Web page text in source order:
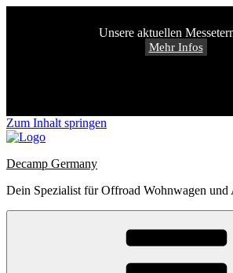
Unsere aktuellen
Mehr Infos
Zum Inhalt springen
Decamp Germany
Dein Spezialist für Offroad Wohnwagen und